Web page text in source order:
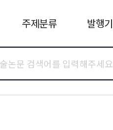
주제분류 발행